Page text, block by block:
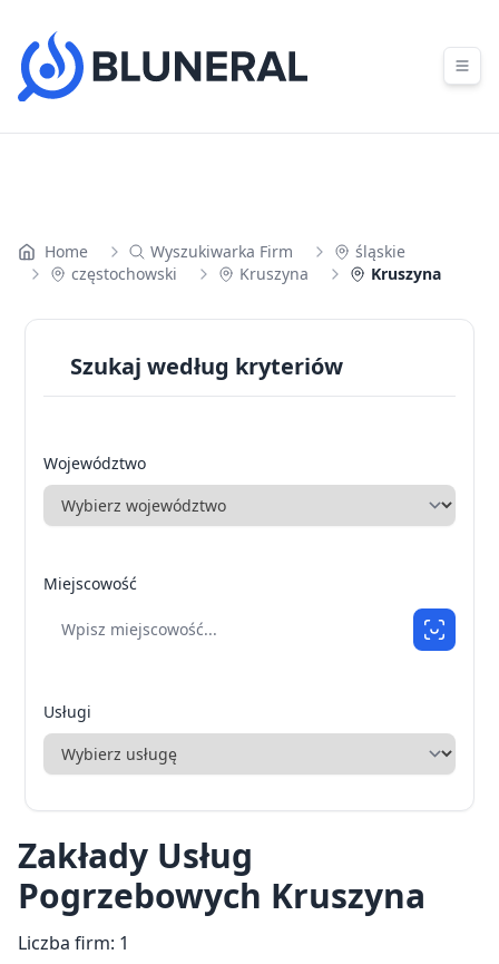
Home Wyszukiwarka Firm
śląskie
częstochowski
Kruszyna Kruszyna
Szukaj według kryteriów
Województwo
Miejscowość
Usługi
Zakłady Usług
Pogrzebowych Kruszyna
Liczba firm: 1